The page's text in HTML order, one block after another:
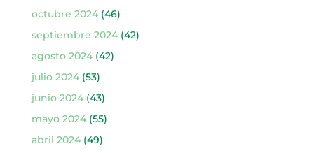
octubre 2024(46)
septiembre 2024(42)
agosto 2024(42)
julio 2024(53)
junio 2024(43)
mayo 2024(55)
abril 2024(49)